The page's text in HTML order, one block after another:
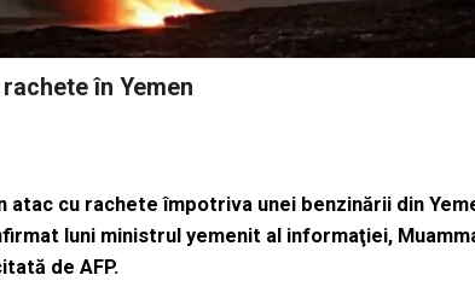
în Yemen
cu rachete împotriva unei benzinării din
luni ministrul yemenit al informaţiei,
de AFP.